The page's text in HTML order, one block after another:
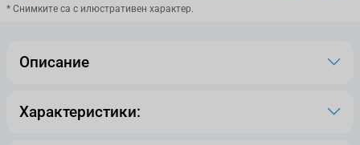
* Снимките са с илюстративен характер.
Описание
Характеристики: